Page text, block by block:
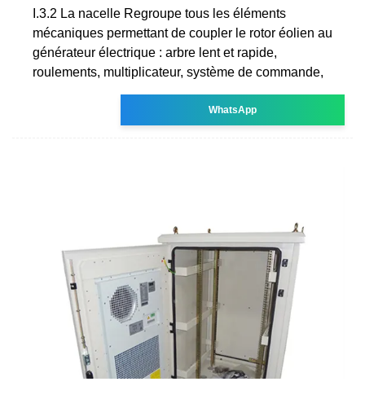
I.3.2 La nacelle Regroupe tous les éléments
mécaniques permettant de coupler le rotor éolien au
générateur électrique : arbre lent et rapide,
roulements, multiplicateur, système de commande,
WhatsApp